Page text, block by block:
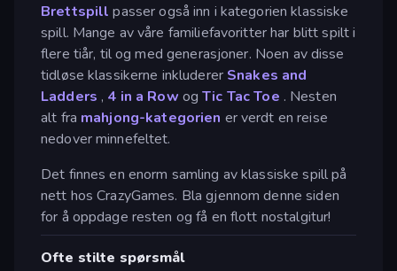
Brettspill passer også inn i kategorien klassiske
spill. Mange av våre familiefavoritter har blitt spilt i
flere tiår, til og med generasjoner. Noen av disse
tidløse klassikerne inkluderer Snakes and
Ladders , 4 in a Row ogTic Tac Toe . Nesten
alt fra mahjong-kategorien er verdt en reise
nedover minnefeltet.
Det finnes en enorm samling av klassiske spill på
nett hos CrazyGames. Bla gjennom denne siden
for å oppdage resten og få en flott nostalgitur!
Ofte stilte spørsmål